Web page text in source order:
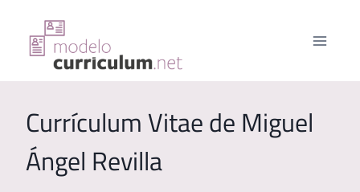
contenido
Currículum Vitae de Miguel
Ángel Revilla